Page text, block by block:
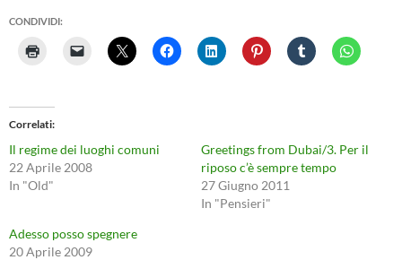
CONDIVIDI:
Correlati
Il regime dei luoghi comuni
22 Aprile 2008
In "Old"
Greetings from Dubai/3. Per il
riposo c’è sempre tempo
27 Giugno 2011
In "Pensieri"
Adesso posso spegnere
20 Aprile 2009